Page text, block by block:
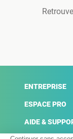
ENTREPRISE
ESPACE PRO
AIDE &